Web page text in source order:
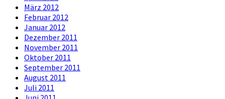
März 2012
Februar 2012
Januar 2012
Dezember 2011
November 2011
Oktober 2011
September 2011
August 2011
Juli 2011